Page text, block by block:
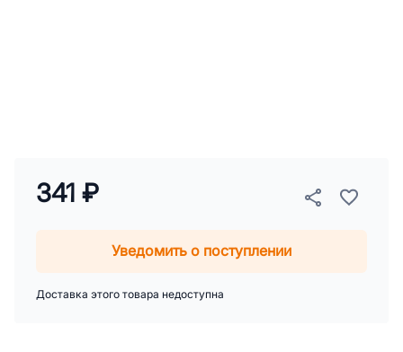
341 ₽
Уведомить о поступлении
Доставка этого товара недоступна